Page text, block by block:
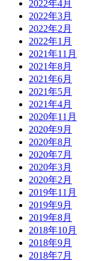
2022年4月
2022年3月
2022年2月
2022年1月
2021年11月
2021年8月
2021年6月
2021年5月
2021年4月
2020年11月
2020年9月
2020年8月
2020年7月
2020年3月
2020年2月
2019年11月
2019年9月
2019年8月
2018年10月
2018年9月
2018年7月